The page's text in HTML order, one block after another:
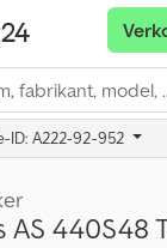
ID: A222-92-952
AS 440S48